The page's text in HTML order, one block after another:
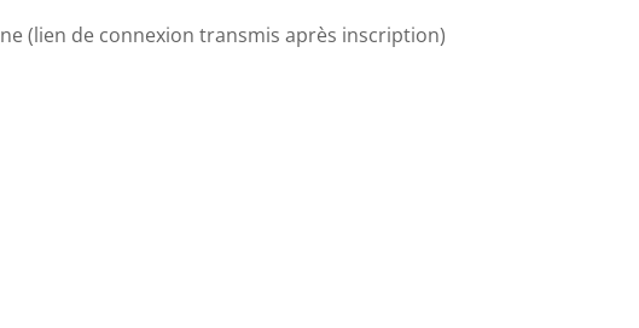
(lien de connexion transmis après inscription)